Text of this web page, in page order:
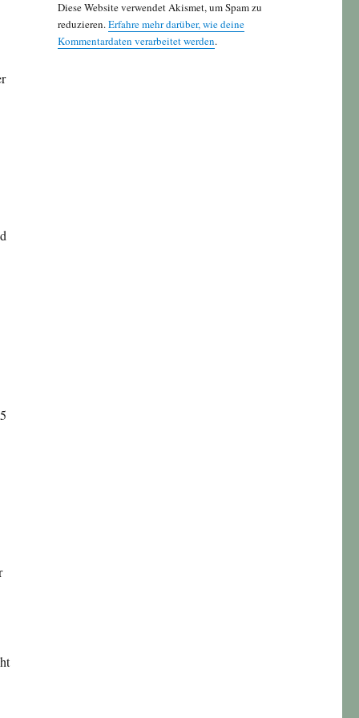
Diese Website verwendet Akismet, um Spam zu
reduzieren.Erfahre mehr darüber, wie deine
Kommentardaten verarbeitet werden.